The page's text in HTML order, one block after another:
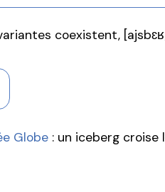
coexistent,
Globe : un iceberg croise